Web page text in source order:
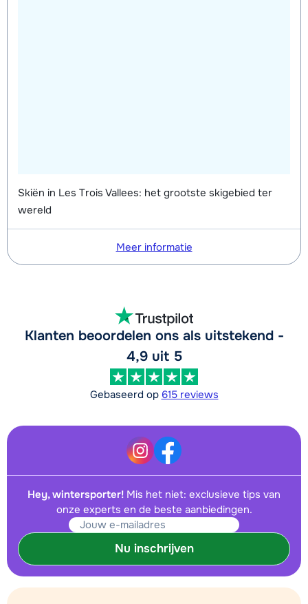
Skiën in Les Trois Vallees: het grootste skigebied ter
wereld
Meer informatie
Klanten beoordelen ons als uitstekend -
4,9 uit 5
Gebaseerd op 615 reviews
Hey, wintersporter! Mis het niet: exclusieve tips van
onze experts en de beste aanbiedingen.
Nu inschrijven